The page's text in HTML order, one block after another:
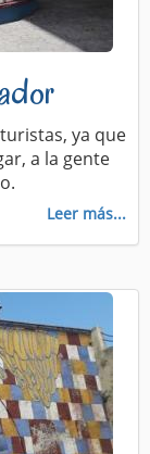
ya que
a la gente
Leer más...